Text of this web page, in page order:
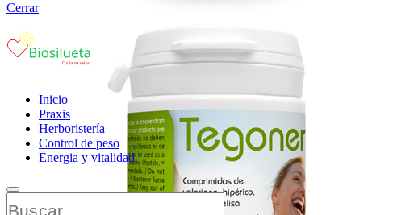
Cerrar
Inicio
Praxis
Herboristería
Control de peso
Energia y vitalidad